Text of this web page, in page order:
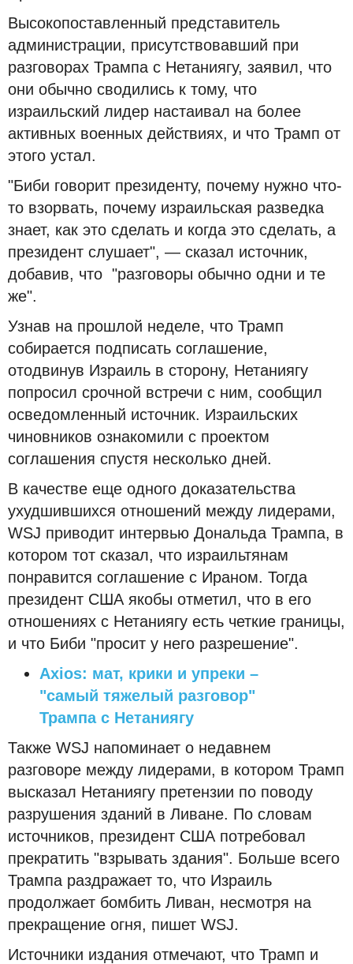
Высокопоставленный представитель
администрации, присутствовавший при
разговорах Трампа с Нетаниягу, заявил, что
они обычно сводились к тому, что
израильский лидер настаивал на более
активных военных действиях, и что Трамп от
этого устал.
"Биби говорит президенту, почему нужно что-
то взорвать, почему израильская разведка
знает, как это сделать и когда это сделать, а
президент слушает", — сказал источник,
добавив, что "разговоры обычно одни и те
же".
Узнав на прошлой неделе, что Трамп
собирается подписать соглашение,
отодвинув Израиль в сторону, Нетаниягу
попросил срочной встречи с ним, сообщил
осведомленный источник. Израильских
чиновников ознакомили с проектом
соглашения спустя несколько дней.
В качестве еще одного доказательства
ухудшившихся отношений между лидерами,
WSJ приводит интервью Дональда Трампа, в
котором тот сказал, что израильтянам
понравится соглашение с Ираном. Тогда
президент США якобы отметил, что в его
отношениях с Нетаниягу есть четкие границы,
и что Биби "просит у него разрешение".
Axios: мат, крики и упреки –
"самый тяжелый разговор"
Трампа с Нетаниягу
Также WSJ напоминает о недавнем
разговоре между лидерами, в котором Трамп
высказал Нетаниягу претензии по поводу
разрушения зданий в Ливане. По словам
источников, президент США потребовал
прекратить "взрывать здания". Больше всего
Трампа раздражает то, что Израиль
продолжает бомбить Ливан, несмотря на
прекращение огня, пишет WSJ.
Источники издания отмечают, что Трамп и